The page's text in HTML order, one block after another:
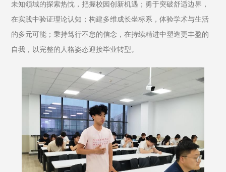
未知领域的探索热忱，把握校园创新机遇；勇于突破舒适边界，
在实践中验证理论认知；构建多维成长坐标系，体验学术与生活
的多元可能；秉持笃行不怠的信念，在持续精进中塑造更丰盈的
自我，以完整的人格姿态迎接毕业转型。